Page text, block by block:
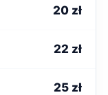
20 zł
22 zł
25 zł